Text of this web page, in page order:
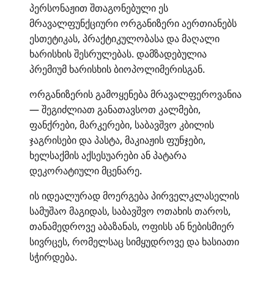
პერსონაჟით შთაგონებული ეს
მრავალფუნქციური ორგანიზერი აერთიანებს
ესთეტიკას, პრაქტიკულობასა და მაღალი
ხარისხის შესრულებას. დამზადებულია
პრემიუმ ხარისხის ბიოპოლიმერისგან.
ორგანიზერის გამოყენება მრავალფეროვანია
— შეგიძლიათ განათავსოთ კალმები,
ფანქრები, მარკერები, საბავშვო კბილის
ჯაგრისები და პასტა, მაკიაჟის ფუნჯები,
ხელსაქმის აქსესუარები ან პატარა
დეკორატიული მცენარე.
ის იდეალურად მოერგება პირველკლასელის
სამუშაო მაგიდას, საბავშვო ოთახის თაროს,
თანამედროვე აბაზანას, ოფისს ან ნებისმიერ
სივრცეს, რომელსაც სიმყუდროვე და ხასიათი
სჭირდება.